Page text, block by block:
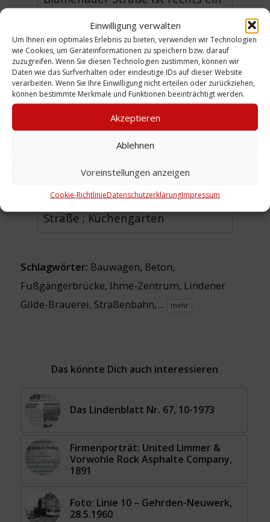
Einwilligung verwalten
Um Ihnen ein optimales Erlebnis zu bieten, verwenden wir Technologien
wie Cookies, um Geräteinformationen zu speichern bzw. darauf
zuzugreifen. Wenn Sie diesen Technologien zustimmen, können wir
Daten wie das Surfverhalten oder eindeutige IDs auf dieser Website
verarbeiten. Wenn Sie Ihre Einwilligung nicht erteilen oder zurückziehen,
können bestimmte Merkmale und Funktionen beeinträchtigt werden.
Akzeptieren
Ablehnen
Voreinstellungen anzeigen
Cookie-RichtlinieDatenschutzerklärungImpressum
zu sehen.
(HPD)
Urheber: Dabrowski, Hans-Peter
Ort: Limmerstraße ;
Spinnereistraße ; Blumenauer
Straße ; Küchengarten
Schlagwörter: Bauwagen, Beton,
Fußgängerbrücke, Ihme-Zentrum, Lindener
Gilde-Brauerei, Straßenbahn, ... mehr
Das könnte Dich auch interessieren
Das Lindenblatt Nr. 67, 10-1973
Firmenporträt: United Limmer &
Vorwohle Rock Asphalte Company,
1891
Foto: Linie 10 – Gehrden-Neuwerk,
28.5.1960